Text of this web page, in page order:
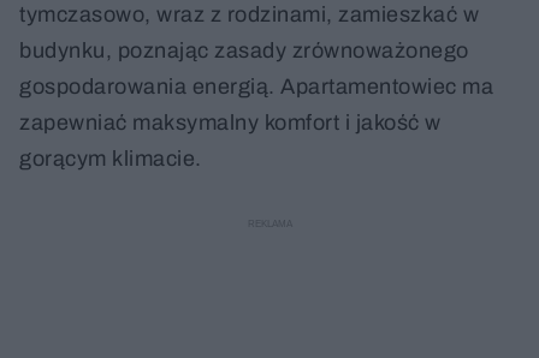
tymczasowo, wraz z rodzinami, zamieszkać w
budynku, poznając zasady zrównoważonego
gospodarowania energią. Apartamentowiec ma
zapewniać maksymalny komfort i jakość w
gorącym klimacie.